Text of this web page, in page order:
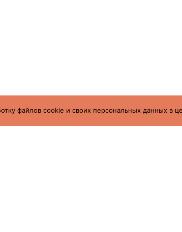
файлов cookie и своих персональных данных в